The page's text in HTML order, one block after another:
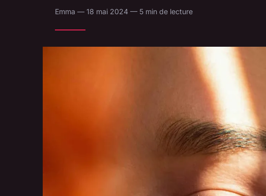
Emma — 18 mai 2024 — 5 min de lecture